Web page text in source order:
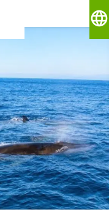
language